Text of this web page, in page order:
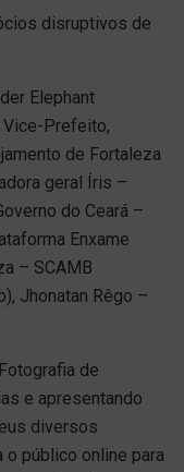
disruptivos de
Elephant
Vice-Prefeito,
de Fortaleza
geral Íris –
do Ceará –
Enxame
– SCAMB
Jhonatan Rêgo –
de
e apresentando
diversos
público online para